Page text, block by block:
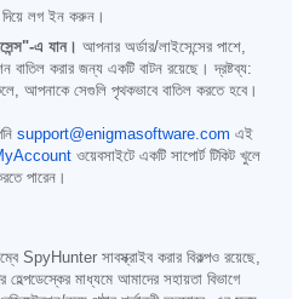
দিয়ে লগ ইন করুন।
এ যান। আপনার অর্ডার/লাইসেন্সের পাশে,
বাতিল করার জন্য একটি বাটন রয়েছে। দ্রষ্টব্য:
আপনাকে সেগুলি পৃথকভাবে বাতিল করতে হবে।
support@enigmasoftware.com এই
ওয়েবসাইটে একটি সাপোর্ট টিকিট খুলে
পারেন।
SpyHunter সাবস্ক্রাইব করার বিকল্পও রয়েছে,
মাধ্যমে আমাদের সহায়তা বিভাগে